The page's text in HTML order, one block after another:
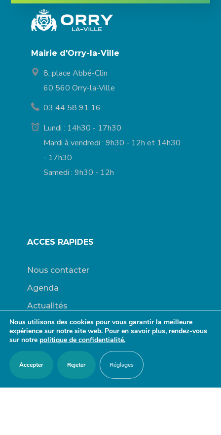
Mairie d'Orry-la-Ville
8, place Abbé-Clin
60 560 Orry-la-Ville
03 44 58 91 16
Lundi : 14h30 - 17h30
Mardi à vendredi : 9h30 - 12h et 14h30
- 17h30
Samedi : 9h30 - 12h
ACCES RAPIDES
Nous contacter
Agenda
Actualités
Mes démarches en ligne
Découvrir Orry-la-Ville
Bulletins Municipaux
Nous utilisons des cookies pour vous garantir la meilleure
expérience sur notre site web. Pour en savoir plus, rendez-vous
sur notre politique de confidentialité.
Accepter Rejeter Réglages